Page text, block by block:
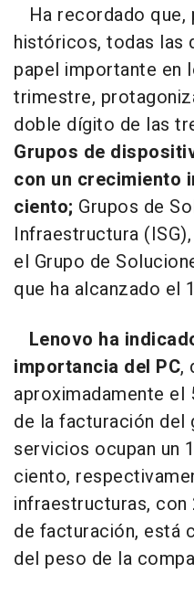
Ha recordado que,
históricos, todas las
papel importante en
trimestre,
doble dígito de las
Grupos de
con un crecimiento
ciento; Grupos de
Infraestructura
el Grupo de
que ha alcanzado el
Lenovo ha
importancia del PC,
aproximadamente
de la facturación del
servicios ocupan un
ciento,
infraestructuras,
de facturación, está
del peso de la